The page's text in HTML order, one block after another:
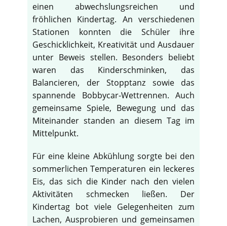
einen abwechslungsreichen und
fröhlichen Kindertag. An verschiedenen
Stationen konnten die Schüler ihre
Geschicklichkeit, Kreativität und Ausdauer
unter Beweis stellen. Besonders beliebt
waren das Kinderschminken, das
Balancieren, der Stopptanz sowie das
spannende Bobbycar-Wettrennen. Auch
gemeinsame Spiele, Bewegung und das
Miteinander standen an diesem Tag im
Mittelpunkt.
Für eine kleine Abkühlung sorgte bei den
sommerlichen Temperaturen ein leckeres
Eis, das sich die Kinder nach den vielen
Aktivitäten schmecken ließen. Der
Kindertag bot viele Gelegenheiten zum
Lachen, Ausprobieren und gemeinsamen